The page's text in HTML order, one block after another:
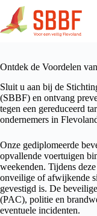
naar
de
inhoud
Ontdek de Voordelen
Sluit u aan bij de
(SBBF) en ontvang
tegen een gereduceerd
ondernemers in
Onze gediplomeerde
opvallende voertuigen
weekenden. Tijdens
onveilige of afwijkende
gevestigd is. De
(PAC), politie en
eventuele incidenten.